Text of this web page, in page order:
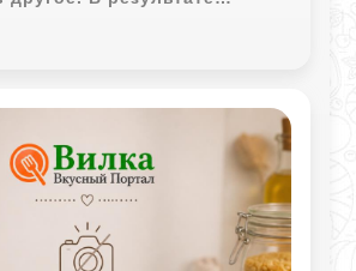
выпечка с
структурой и